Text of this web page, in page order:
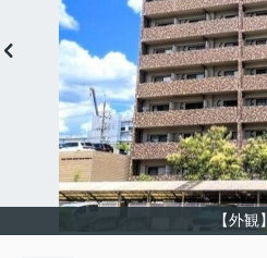
【外観】